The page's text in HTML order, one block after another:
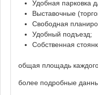
Удобная парковка
Выставочные
Свободная
Удобный подъезд;
Собственная
общая площадь
более подробные